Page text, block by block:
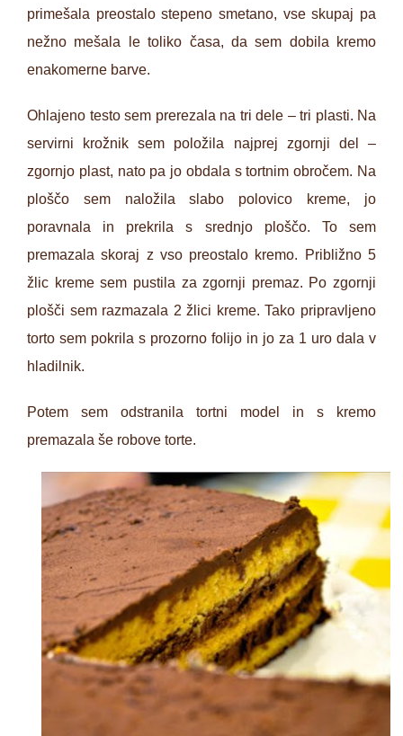
primešala preostalo stepeno smetano, vse skupaj pa
nežno mešala le toliko časa, da sem dobila kremo
enakomerne barve.
Ohlajeno testo sem prerezala na tri dele – tri plasti. Na
servirni krožnik sem položila najprej zgornji del –
zgornjo plast, nato pa jo obdala s tortnim obročem. Na
ploščo sem naložila slabo polovico kreme, jo
poravnala in prekrila s srednjo ploščo. To sem
premazala skoraj z vso preostalo kremo. Približno 5
žlic kreme sem pustila za zgornji premaz. Po zgornji
plošči sem razmazala 2 žlici kreme. Tako pripravljeno
torto sem pokrila s prozorno folijo in jo za 1 uro dala v
hladilnik.
Potem sem odstranila tortni model in s kremo
premazala še robove torte.